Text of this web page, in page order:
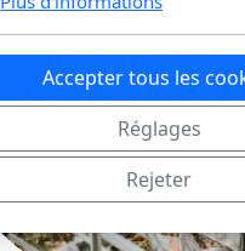
Accepter tous les
Réglages
Rejeter